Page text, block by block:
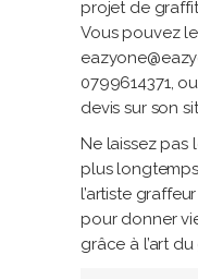
projet de
Vous pouvez
0799614371,
devis sur son
Ne laissez pas
plus
l’artiste
pour donner
grâce à l’art